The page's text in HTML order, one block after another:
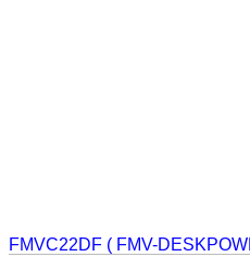
FMVC22DF ( FMV-